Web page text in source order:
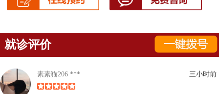
就诊评价
素素猫206 *** 三小时前